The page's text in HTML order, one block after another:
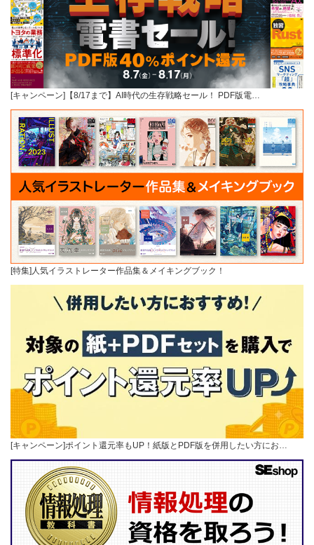
[キャンペーン]【8/17まで】AI時代の生存戦略セール！ PDF版電…
[特集]人気イラストレーター作品集＆メイキングブック！
[キャンペーン]ポイント還元率もUP！紙版とPDF版を併用したい方にお…